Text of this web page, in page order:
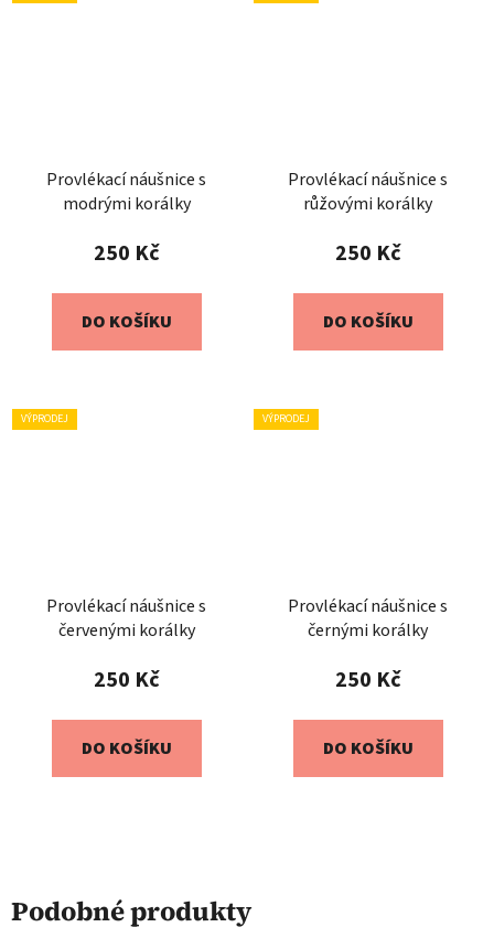
Provlékací náušnice s
modrými korálky
250 Kč
DO KOŠÍKU
Provlékací náušnice s
růžovými korálky
250 Kč
DO KOŠÍKU
VÝPRODEJ
Provlékací náušnice s
červenými korálky
250 Kč
DO KOŠÍKU
VÝPRODEJ
Provlékací náušnice s
černými korálky
250 Kč
DO KOŠÍKU
Podobné produkty